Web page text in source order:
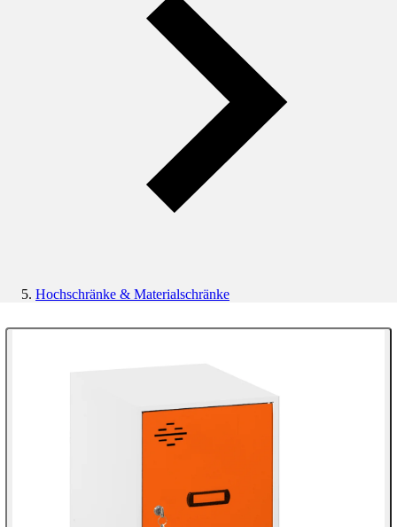
Hochschränke & Materialschränke